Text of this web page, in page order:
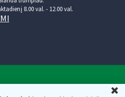
8.00 val. - 12.00 val.